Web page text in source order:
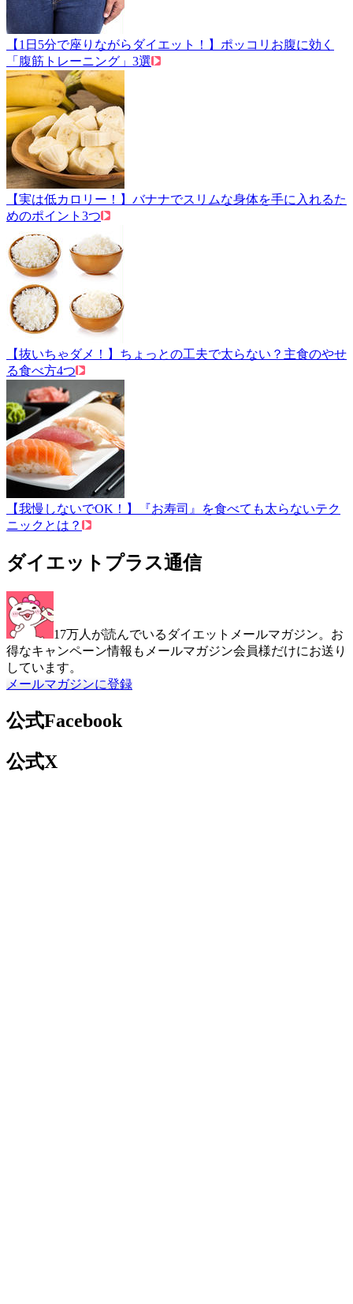
【1日5分で座りながらダイエット！】ポッコリお腹に効く
「腹筋トレーニング」3選
【実は低カロリー！】バナナでスリムな身体を手に入れるた
めのポイント3つ
【抜いちゃダメ！】ちょっとの工夫で太らない？主食のやせ
る食べ方4つ
【我慢しないでOK！】『お寿司』を食べても太らないテク
ニックとは？
ダイエットプラス通信
17万人が読んでいるダイエットメールマガジン。お
得なキャンペーン情報もメールマガジン会員様だけにお送り
しています。
メールマガジンに登録
公式Facebook
公式X